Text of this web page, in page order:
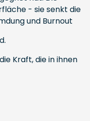
- sie senkt die
und Burnout
Kraft, die in ihnen